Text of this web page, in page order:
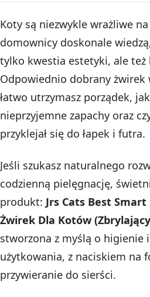
Koty są niezwykle wrażliwe
domownicy doskonale
tylko kwestia estetyki, ale
Odpowiednio dobrany żwirek
łatwo utrzymasz porządek,
nieprzyjemne zapachy oraz
przyklejał się do łapek i futra.
Jeśli szukasz naturalnego
codzienną pielęgnację,
produkt: Jrs Cats Best
Żwirek Dla Kotów
stworzona z myślą o higienie
użytkowania, z naciskiem na
przywieranie do sierści.